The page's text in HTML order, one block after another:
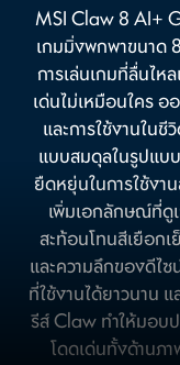
MSI Claw 8 AI+
เกมมิ่งพกพาขนาด
การเล่นเกมที่ลื่นไ
เด่นไม่เหมือนใคร อ
และการใช้งานใน
แบบสมดุลในรูปแบ
ยืดหยุ่นในการใช้ง
เพิ่มเอกลักษณ์ที่ดู
สะท้อนโทนสีเยือก
และความลึกของดีไ
ที่ใช้งานได้ยาวนาน
รีส์ Claw ทำให้มอบ
โดดเด่นทั้งด้านภ